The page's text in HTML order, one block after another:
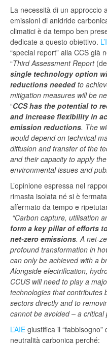
La necessità di un approccio
emissioni di anidride
climatici è da tempo ben
dedicate a questo obiettivo.
“special report” alla CCS già
“Third Assessment Report
single technology option
reductions neededto
mitigation measures will be
“CCS has the potential to
and increase flexibility in
emission reductions. The
would depend on technical
diffusion and transfer of the
and their capacity to apply
environmental issues and
L’opinione espressa nel
rimasta isolata né si è
affermato da tempo e
“Carbon capture, utilisation
form a key pillar of efforts
net-zero emissions. A net-
profound transformation in
can only be achieved with a
Alongside electrification,
CCUS will need to play a
technologies that contributes
sectors directly and to
cannot be avoided – a critical
L’AIE giustifica il
neutralità carbonica perché: